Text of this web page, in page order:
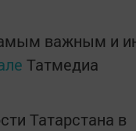
важным и
Татмедиа
Татарстана в